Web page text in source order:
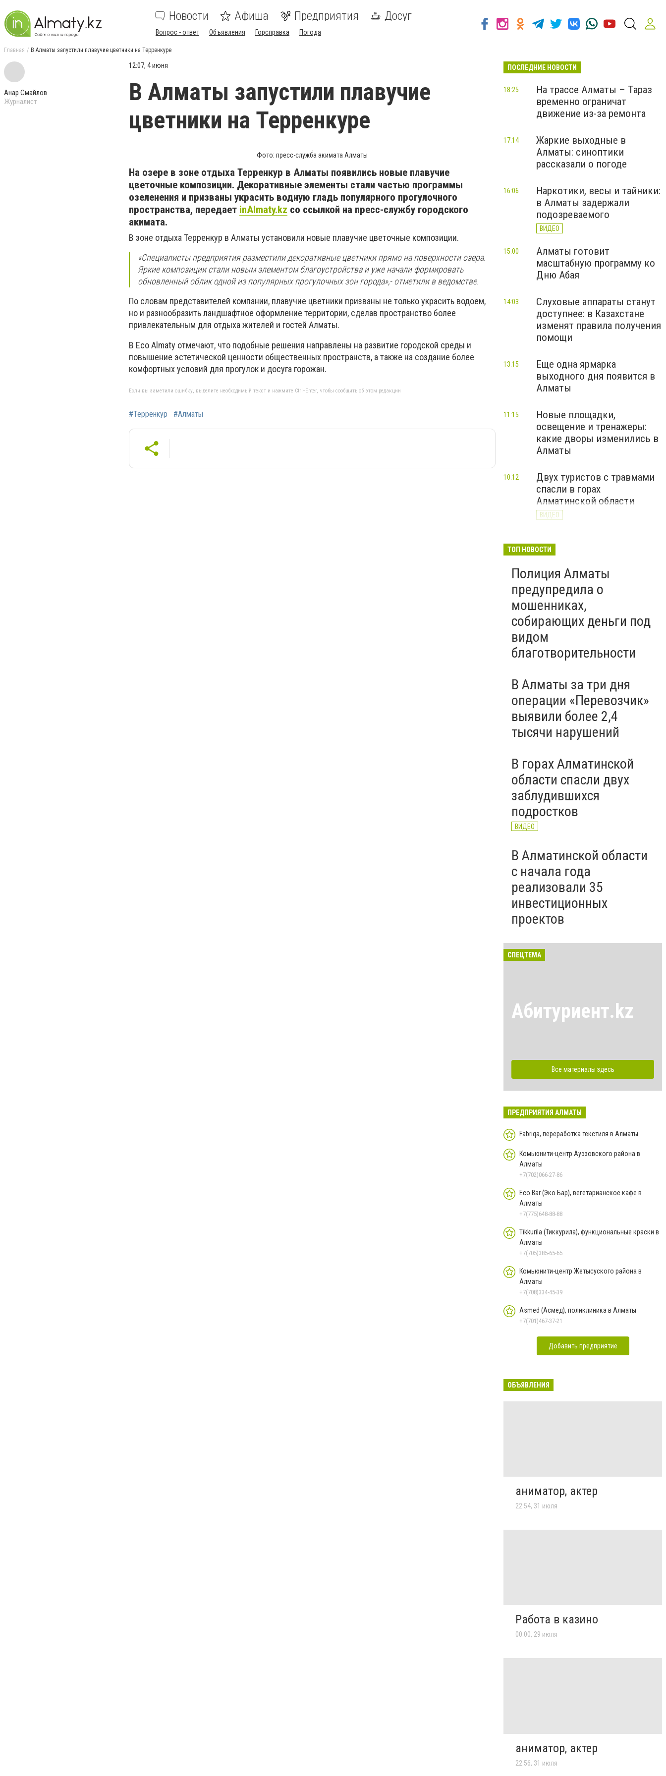
Новости Афиша Предприятия Досуг
Вопрос - ответ Объявления Горсправка Погода
Главная В Алматы запустили плавучие цветники на Терренкуре
Анар Смайлов
Журналист
12:07, 4 июня
В Алматы запустили плавучие
цветники на Терренкуре
Фото: пресс-служба акимата Алматы
На озере в зоне отдыха Терренкур в Алматы появились новые плавучие
цветочные композиции. Декоративные элементы стали частью программы
озеленения и призваны украсить водную гладь популярного прогулочного
пространства, передает inAlmaty.kz со ссылкой на пресс-службу городского
акимата.
В зоне отдыха Терренкур в Алматы установили новые плавучие цветочные композиции.
«Специалисты предприятия разместили декоративные цветники прямо на поверхности озера.
Яркие композиции стали новым элементом благоустройства и уже начали формировать
обновленный облик одной из популярных прогулочных зон города»,- отметили в ведомстве.
По словам представителей компании, плавучие цветники призваны не только украсить водоем,
но и разнообразить ландшафтное оформление территории, сделав пространство более
привлекательным для отдыха жителей и гостей Алматы.
В Eco Almaty отмечают, что подобные решения направлены на развитие городской среды и
повышение эстетической ценности общественных пространств, а также на создание более
комфортных условий для прогулок и досуга горожан.
Если вы заметили ошибку, выделите необходимый текст и нажмите Ctrl+Enter, чтобы сообщить об этом редакции
#Терренкур #Алматы
ПОСЛЕДНИЕ НОВОСТИ
На трассе Алматы – Тараз
временно ограничат
движение из-за ремонта
18:25
Жаркие выходные в
Алматы: синоптики
рассказали о погоде
17:14
Наркотики, весы и тайники:
в Алматы задержали
подозреваемого
ВИДЕО
16:06
Алматы готовит
масштабную программу ко
Дню Абая
15:00
Слуховые аппараты станут
доступнее: в Казахстане
изменят правила получения
помощи
14:03
Еще одна ярмарка
выходного дня появится в
Алматы
13:15
Новые площадки,
освещение и тренажеры:
какие дворы изменились в
Алматы
11:15
Двух туристов с травмами
спасли в горах
Алматинской области
ВИДЕО
10:12
ТОП НОВОСТИ
Полиция Алматы
предупредила о
мошенниках,
собирающих деньги под
видом
благотворительности
В Алматы за три дня
операции «Перевозчик»
выявили более 2,4
тысячи нарушений
В горах Алматинской
области спасли двух
заблудившихся
подростков
ВИДЕО
В Алматинской области
с начала года
реализовали 35
инвестиционных
проектов
СПЕЦТЕМА
Абитуриент.kz
Все материалы здесь
ПРЕДПРИЯТИЯ АЛМАТЫ
Fabriqa, переработка текстиля в Алматы
Комьюнити-центр Ауэзовского района в
Алматы
+7(702)066-27-86
Eco Bar (Эко Бар), вегетарианское кафе в
Алматы
+7(775)648-88-88
Tikkurila (Тиккурила), функциональные краски в
Алматы
+7(705)385-65-65
Комьюнити-центр Жетысуского района в
Алматы
+7(708)334-45-39
Asmed (Асмед), поликлиника в Алматы
+7(701)467-37-21
Добавить предприятие
ОБЪЯВЛЕНИЯ
аниматор, актер
22:54, 31 июля
Работа в казино
00:00, 29 июля
аниматор, актер
22:56, 31 июля